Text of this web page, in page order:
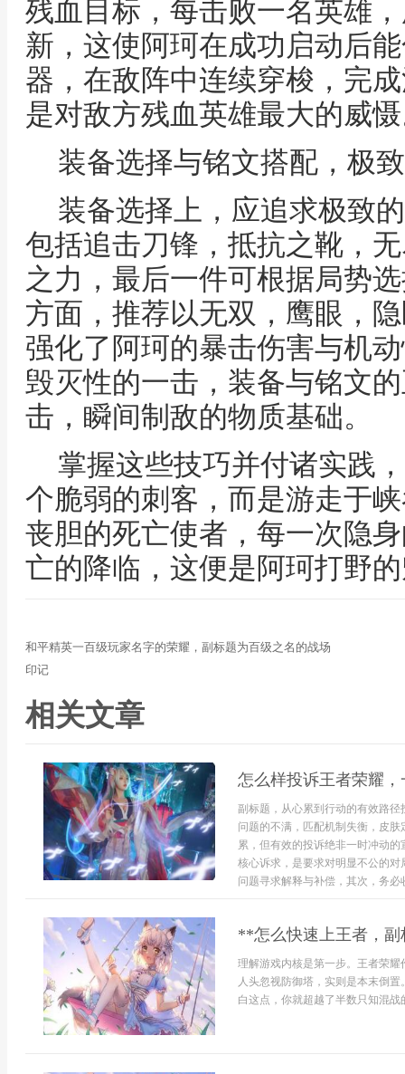
残血目标，每击败一名英雄
新，这使阿珂在成功启动后
器，在敌阵中连续穿梭，完
是对敌方残血英雄最大的威
装备选择与铭文搭配，极
装备选择上，应追求极致
包括追击刀锋，抵抗之靴，
之力，最后一件可根据局势
方面，推荐以无双，鹰眼，
强化了阿珂的暴击伤害与机
毁灭性的一击，装备与铭文
击，瞬间制敌的物质基础。
掌握这些技巧并付诸实践
个脆弱的刺客，而是游走于
丧胆的死亡使者，每一次隐
亡的降临，这便是阿珂打野
和平精英一百级玩家名字的荣耀，副标题为百级之名的战场
印记
相关文章
怎么样投诉王者荣耀
副标题，从心累到行动的有效路
问题的不满，匹配机制失衡，皮
累，但有效的投诉绝非一时冲动
核心诉求，是要求对明显不公的
问题寻求解释与补偿，其次，务必
**怎么快速上王者，
理解游戏内核是第一步。王者荣
人头忽视防御塔，实则是本末倒
白这点，你就超越了半数只知混